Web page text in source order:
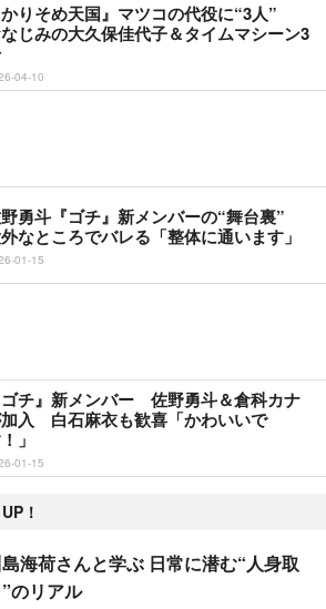
かりそめ天国』マツコの代役に“3人”
じみの大久保佳代子＆タイムマシーン3
04-10
勇斗『ゴチ』新メンバーの“舞台裏”
なところでバレる「整体に通います」
01-15
ゴチ』新メンバー 佐野勇斗＆倉科カナ
入 白石麻衣も歓喜「かわいいで
」
01-15
！
海荷さんと学ぶ 日常に潜む“人身取
のリアル